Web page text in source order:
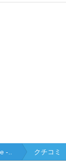
-.. クチコミ